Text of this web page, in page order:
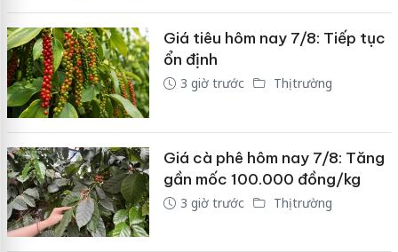
Giá tiêu hôm nay 7/8: Tiếp tục
ổn định
3 giờ trước Thị trường
Giá cà phê hôm nay 7/8: Tăng
gần mốc 100.000 đồng/kg
3 giờ trước Thị trường